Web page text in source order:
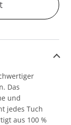
Das
und
jedes Tuch
aus 100 %